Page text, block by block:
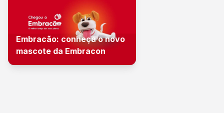
Embracão: conheça o novo
mascote da Embracon